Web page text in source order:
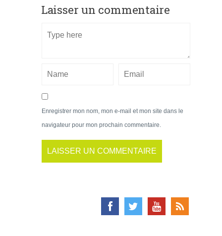
Laisser un commentaire
Enregistrer mon nom, mon e-mail et mon site dans le
navigateur pour mon prochain commentaire.